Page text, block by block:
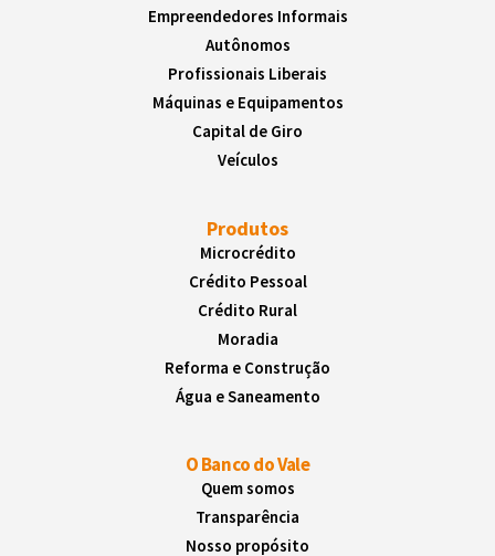
Empreendedores Informais
Autônomos
Profissionais Liberais
Máquinas e Equipamentos
Capital de Giro
Veículos
Produtos
Microcrédito
Crédito Pessoal
Crédito Rural
Moradia
Reforma e Construção
Água e Saneamento
O Banco do Vale
Quem somos
Transparência
Nosso propósito